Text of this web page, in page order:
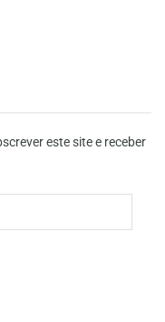
este site e receber